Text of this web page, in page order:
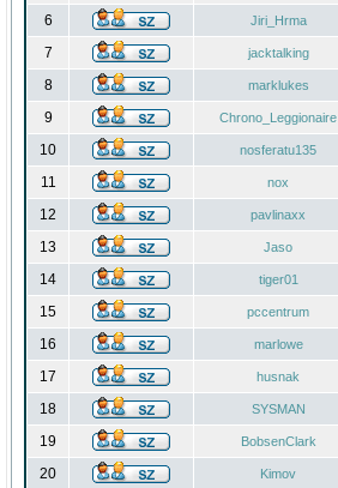
6
Jiri_Hrma
7 jacktalking
8 marklukes
9 Chrono_Leggionaire
10 nosferatu135
11 nox
12 pavlinaxx
13 Jaso
14 tiger01
15 pccentrum
16 marlowe
17 husnak
18 SYSMAN
19 BobsenClark
20 Kimov